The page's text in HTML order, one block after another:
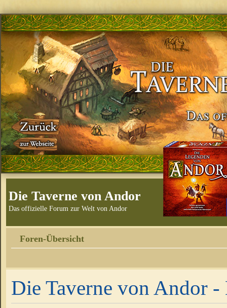
Die Taverne von Andor
Das offizielle Forum zur Welt von Andor
Foren-Übersicht
Die Taverne von Andor